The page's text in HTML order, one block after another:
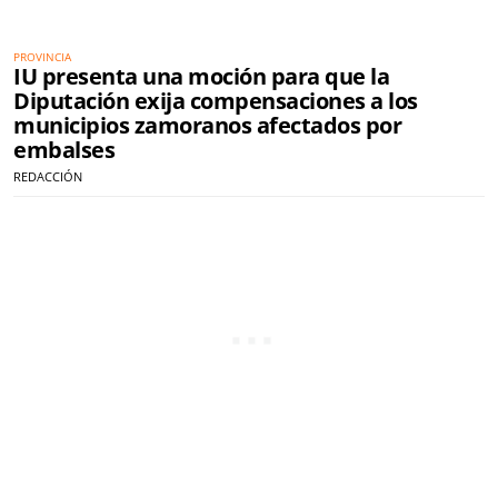
PROVINCIA
IU presenta una moción para que la
Diputación exija compensaciones a los
municipios zamoranos afectados por
embalses
REDACCIÓN